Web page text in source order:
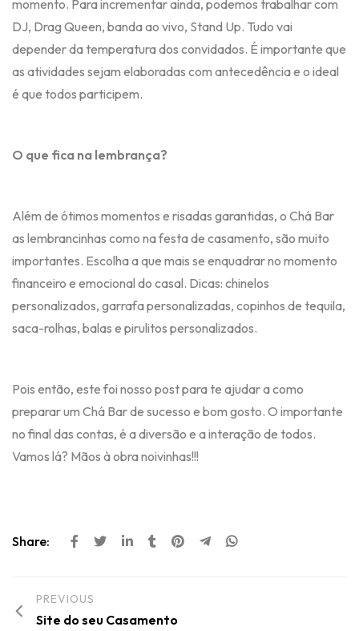
momento. Para incrementar ainda, podemos trabalhar com
DJ, Drag Queen, banda ao vivo, Stand Up. Tudo vai
depender da temperatura dos convidados. É importante que
as atividades sejam elaboradas com antecedência e o ideal
é que todos participem.
O que fica na lembrança?
Além de ótimos momentos e risadas garantidas, o Chá Bar
as lembrancinhas como na festa de casamento, são muito
importantes. Escolha a que mais se enquadrar no momento
financeiro e emocional do casal. Dicas: chinelos
personalizados, garrafa personalizadas, copinhos de tequila,
saca-rolhas, balas e pirulitos personalizados.
Pois então, este foi nosso post para te ajudar a como
preparar um Chá Bar de sucesso e bom gosto. O importante
no final das contas, é a diversão e a interação de todos.
Vamos lá? Mãos à obra noivinhas!!!
Share:
PREVIOUS
Site do seu Casamento